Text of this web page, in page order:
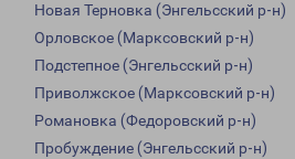
Новая Терновка (Энгельсский р-н)
Орловское (Марксовский р-н)
Подстепное (Энгельсский р-н)
Приволжское (Марксовский р-н)
Романовка (Федоровский р-н)
Пробуждение (Энгельсский р-н)